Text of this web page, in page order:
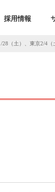
採用情報
28（土）、東京2/4（